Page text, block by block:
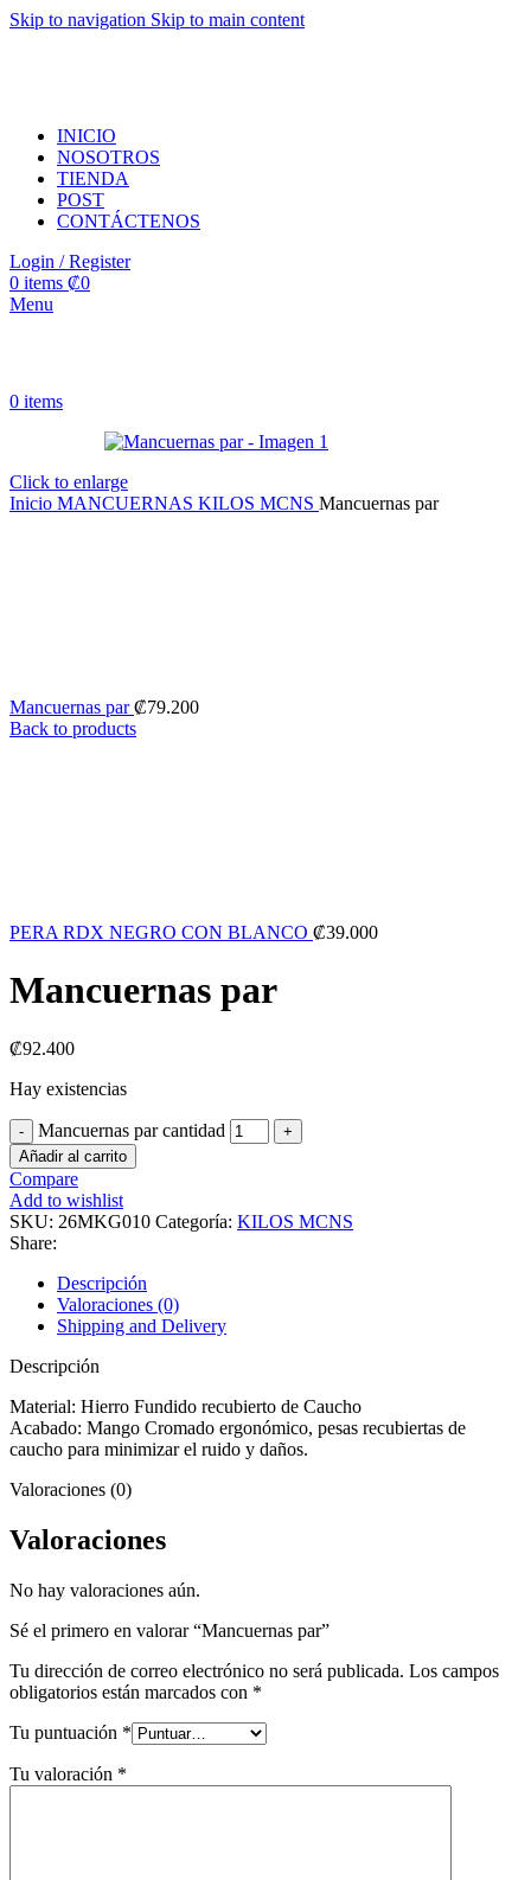
Skip to navigation Skip to main content
INICIO
NOSOTROS
TIENDA
POST
CONTÁCTENOS
Login / Register
0 items ₡0
Menu
0 items
Click to enlarge
Inicio MANCUERNAS KILOS MCNS Mancuernas par
Mancuernas par₡79.200
Back to products
PERA RDX NEGRO CON BLANCO ₡39.000
Mancuernas par
₡92.400
Hay existencias
Mancuernas par cantidad
Añadir al carrito
Compare
Add to wishlist
SKU: 26MKG010 Categoría: KILOS MCNS
Share:
Descripción
Valoraciones (0)
Shipping and Delivery
Descripción
Material: Hierro Fundido recubierto de Caucho
Acabado: Mango Cromado ergonómico, pesas recubiertas de
caucho para minimizar el ruido y daños.
Valoraciones (0)
Valoraciones
No hay valoraciones aún.
Sé el primero en valorar “Mancuernas par”
Tu dirección de correo electrónico no será publicada. Los campos
obligatorios están marcados con *
Tu puntuación *
Tu valoración *